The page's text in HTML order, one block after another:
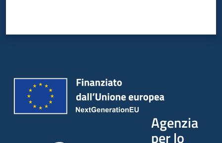
Agenzia
per lo